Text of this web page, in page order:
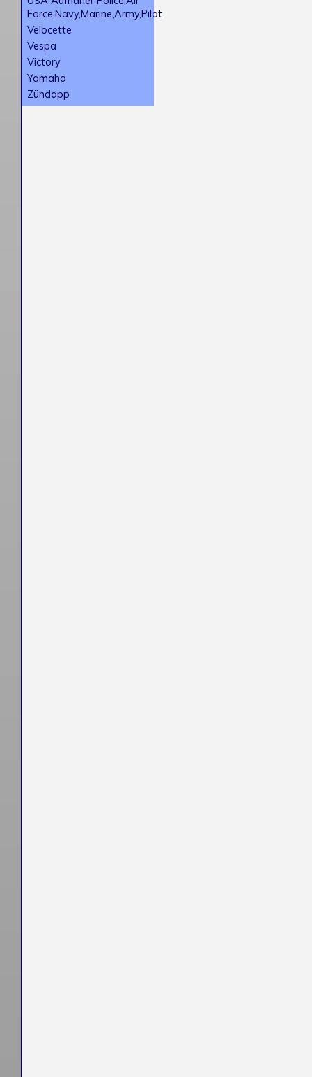
Force,Navy,Marine,Army,Pilot
Velocette
Vespa
Victory
Yamaha
Zündapp